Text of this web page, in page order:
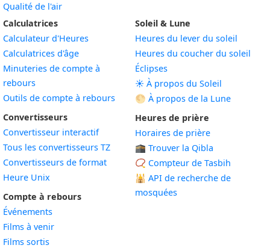
Qualité de l'air
Calculatrices
Calculateur d'Heures
Calculatrices d'âge
Minuteries de compte à
rebours
Outils de compte à rebours
Convertisseurs
Convertisseur interactif
Tous les convertisseurs TZ
Convertisseurs de format
Heure Unix
Compte à rebours
Événements
Films à venir
Films sortis
Soleil & Lune
Heures du lever du soleil
Heures du coucher du soleil
Éclipses
☀️ À propos du Soleil
🌕 À propos de la Lune
Heures de prière
Horaires de prière
🕋 Trouver la Qibla
📿 Compteur de Tasbih
🕌 API de recherche de
mosquées